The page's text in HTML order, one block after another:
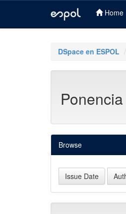
Home
DSpace en ESPOL
Ponencia
Browse